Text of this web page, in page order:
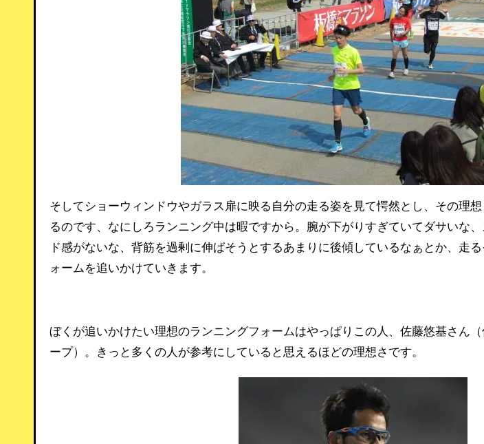
そしてショーウィンドウやガラス扉に映る自分の走る姿を見て愕然とし、その理
るのです、なにしろランニング中は暇ですから。腕が下がりすぎていてダサいな
ド感がないな、背筋を過剰に伸ばそうとするあまりに後傾しているなぁとか、走
ォームを追いかけていきます。
ぼくが追いかけたい理想のランニングフォームはやっぱりこの人、佐藤悠基さん
ープ）。きっと多くの人が参考にしていると思えるほどの理想さです。